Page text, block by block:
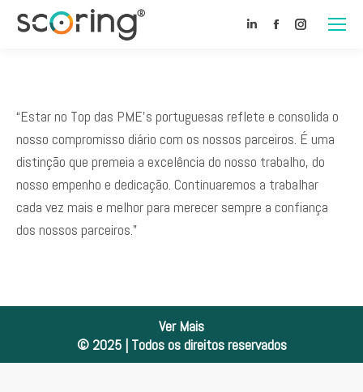
LinkedinFacebook
Instagram
“Estar no Top das PME’s portuguesas reflete e consolida o
nosso compromisso diário com os nossos parceiros. É uma
distinção que premeia a excelência do nosso trabalho, do
nosso empenho e dedicação. Continuaremos a trabalhar
cada vez mais e melhor para merecer sempre a confiança
dos nossos parceiros.”
Ver Mais
© 2025 | Todos os direitos reservados